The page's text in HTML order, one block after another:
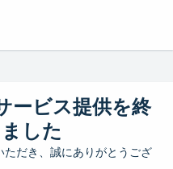
ービス提供を終
した
だき、誠にありがとうござ